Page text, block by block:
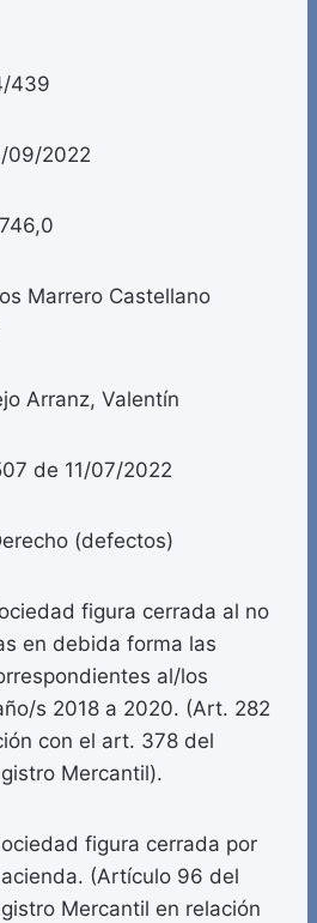
439
09/2022
Marrero Castellano
Arranz, Valentín
de 11/07/2022
(defectos)
figura cerrada al no
en debida forma las
al/los
s 2018 a 2020. (Art. 282
con el art. 378 del
Mercantil).
figura cerrada por
(Artículo 96 del
Mercantil en relación